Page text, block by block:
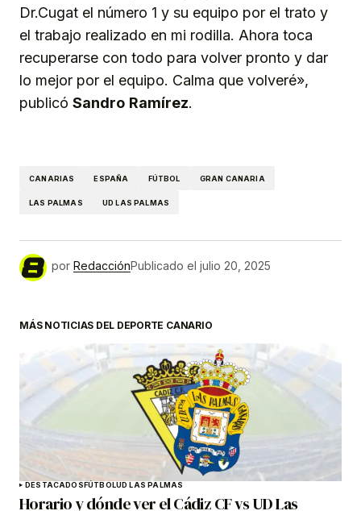
Dr.Cugat el número 1 y su equipo por el trato y
el trabajo realizado en mi rodilla. Ahora toca
recuperarse con todo para volver pronto y dar
lo mejor por el equipo. Calma que volveré»,
publicó Sandro Ramírez.
CANARIAS ESPAÑA FÚTBOL GRAN CANARIA
LAS PALMAS UD LAS PALMAS
por RedacciónPublicado el julio 20, 2025
MÁS NOTICIAS DEL DEPORTE CANARIO
DESTACADOSFÚTBOLUD LAS PALMAS
Horario y dónde ver el Cádiz CF vs UD Las